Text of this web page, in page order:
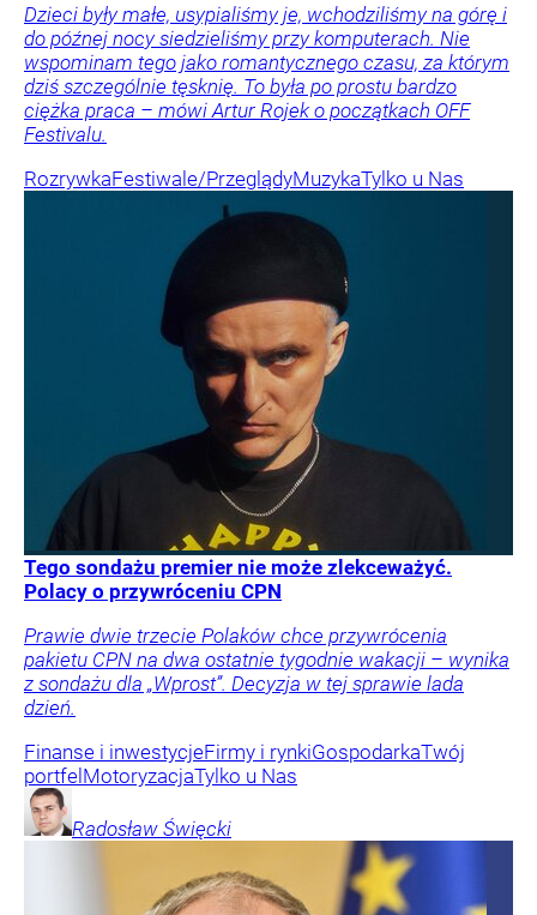
Dzieci były małe, usypialiśmy je, wchodziliśmy na górę i
do późnej nocy siedzieliśmy przy komputerach. Nie
wspominam tego jako romantycznego czasu, za którym
dziś szczególnie tęsknię. To była po prostu bardzo
ciężka praca – mówi Artur Rojek o początkach OFF
Festivalu.
RozrywkaFestiwale/PrzeglądyMuzykaTylko u Nas
Tego sondażu premier nie może zlekceważyć.
Polacy o przywróceniu CPN
Prawie dwie trzecie Polaków chce przywrócenia
pakietu CPN na dwa ostatnie tygodnie wakacji – wynika
z sondażu dla „Wprost”. Decyzja w tej sprawie lada
dzień.
Finanse i inwestycjeFirmy i rynkiGospodarkaTwój
portfelMotoryzacjaTylko u Nas
Radosław Święcki